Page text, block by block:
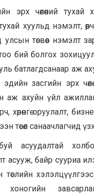
эрх чөлөөний тухай
хуульд нэмэлт,
улсын төсвөөс нэмэлт
бий болгох
батлагдсанаар аж
засгийн эрх
аж ахуйн үйл
хөрөнгө оруулалт,
төсөл санаачлагчид
асуудалтай
асууж, байр сууриа
төслийн